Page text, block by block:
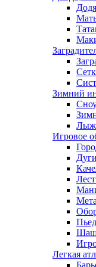
Зимний
Игровое
Легкая